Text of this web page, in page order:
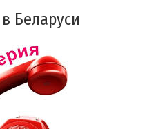
Беларуси